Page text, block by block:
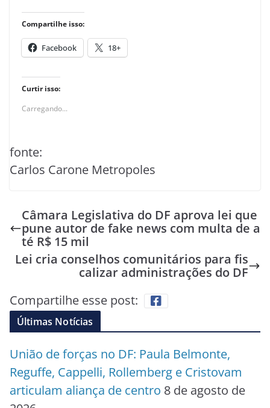
Compartilhe isso:
Facebook 18+
Curtir isso:
Carregando...
fonte:
Carlos Carone Metropoles
Câmara Legislativa do DF aprova lei que
pune autor de fake news com multa de a
té R$ 15 mil
Lei cria conselhos comunitários para fis
calizar administrações do DF
Compartilhe esse post:
Últimas Notícias
União de forças no DF: Paula Belmonte,
Reguffe, Cappelli, Rollemberg e Cristovam
articulam aliança de centro 8 de agosto de